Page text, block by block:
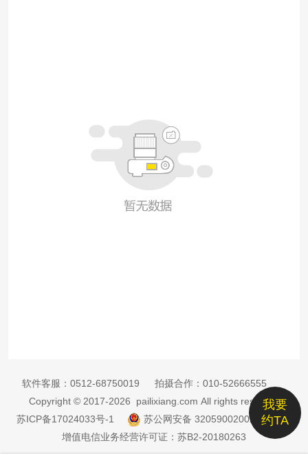
我要
约TA
软件客服： 0512-68750019 拍摄合作： 010-52666555
Copyright © 2017-2026 pailixiang.com All rights reserved
苏ICP备17024033号-1
苏公网安备 32059002002885号
增值电信业务经营许可证：苏B2-20180263